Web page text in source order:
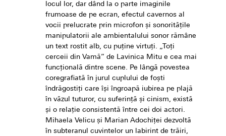
locul lor, dar dând la o parte imaginile
frumoase de pe ecran, efectul cavernos al
vocii prelucrate prin microfon şi sonorităţile
manipulatorii ale ambientalului sonor rămâne
un text rostit alb, cu puţine virtuţi. „Toţi
cerceii din Vamă” de Lavinica Mitu e cea mai
funcţională dintre scene. Pe lângă povestea
coregrafiată în jurul cuplului de foşti
îndrăgostiţi care îşi îngroapă iubirea pe plajă
în văzul tuturor, cu suferinţă şi cinism, există
şi o relaţie consistentă între cei doi actori.
Mihaela Velicu şi Marian Adochiţei dezvoltă
în subteranul cuvintelor un labirint de trăiri,